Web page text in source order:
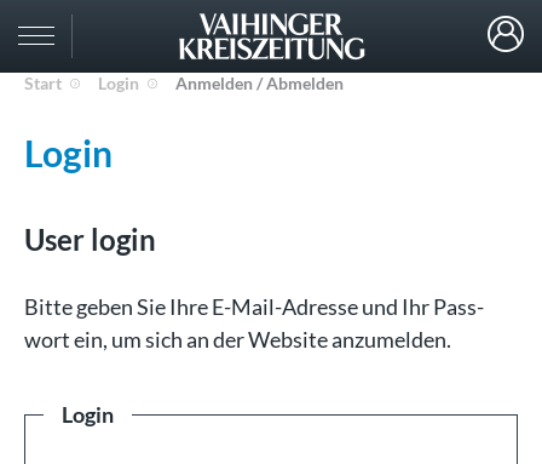
Start Login Anmelden / Abmelden
Login
User login
Bit­te ge­ben Sie Ih­re E-Mail-Adresse und Ihr Pass­
wort ein, um sich an der Web­site an­zu­mel­den.
Login